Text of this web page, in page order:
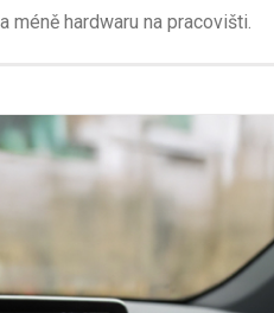
méně hardwaru na pracovišti.